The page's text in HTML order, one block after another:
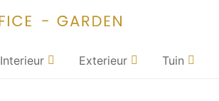
Interieur Exterieur Tuin